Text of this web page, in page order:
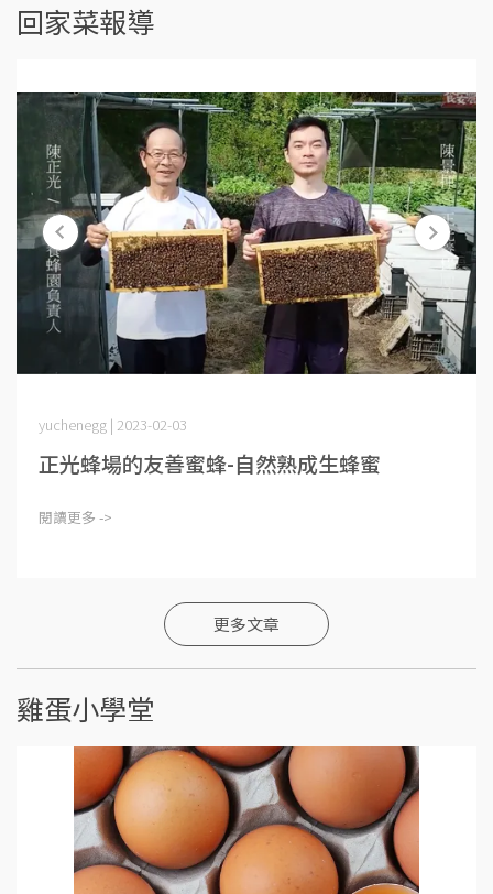
回家菜報導
yuchenegg | 2023-02-03
正光蜂場的友善蜜蜂-自然熟成生蜂蜜
閱讀更多 ->
更多文章
雞蛋小學堂